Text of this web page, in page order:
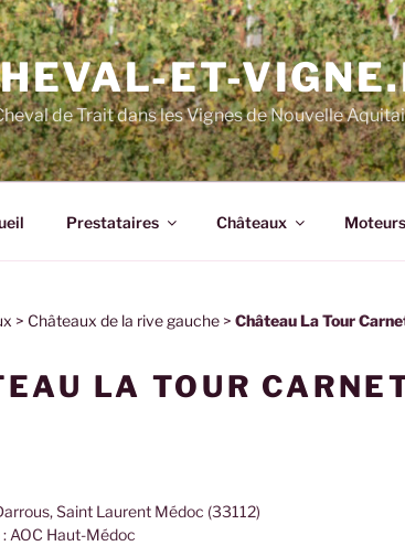
ET-
de Trait dans les Vignes de Nouvelle
Prestataires Châteaux Moteurs
> Châteaux de la rive gauche >Château La Tour
LA TOUR
Saint Laurent Médoc (33112)
AOC Haut-Médoc